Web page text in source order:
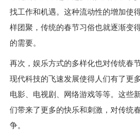
找工作和机遇。这种流动性的增加使
样团聚，传统的春节习俗也就逐渐变
的需要。
再次，娱乐方式的多样化也对传统春
现代科技的飞速发展使得人们有了更
电影、电视剧、网络游戏等等。这些
们带来了更多的快乐和刺激，对传统
争。